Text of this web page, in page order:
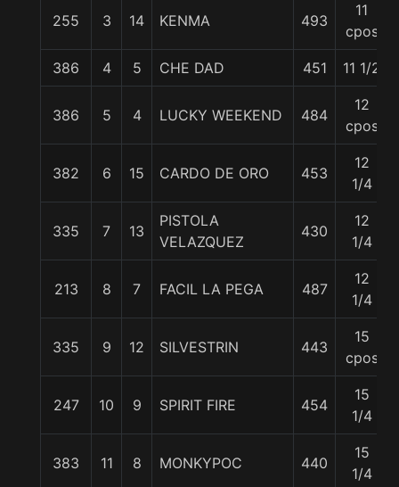
255 3 14 KENMA 493
11
cpos
386 4 5 CHE DAD 451 11 1/2
386 5 4 LUCKY WEEKEND 484
12
cpos
382 6 15 CARDO DE ORO 453
12
1/4
335 7 13
PISTOLA
VELAZQUEZ
430
12
1/4
213 8 7 FACIL LA PEGA 487
12
1/4
335 9 12 SILVESTRIN 443
15
cpos
247 10 9 SPIRIT FIRE 454
15
1/4
383 11 8 MONKYPOC 440
15
1/4